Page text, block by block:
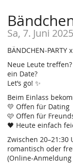
Sa, 7. Juni 2025
BÄNDCHEN-PARTY
Neue Leute
ein Date?
Let’s go! ✨
Beim Einlass
💛 Offen für Dating
🩷 Offen für
🖤 Heute einfach
Zwischen
romantisch oder
(Online-